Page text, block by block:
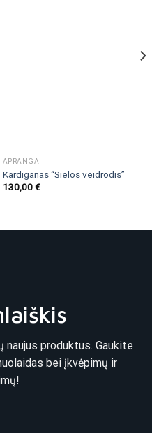
APRANGA
Kardiganas “Sielos veidrodis”
130,00€
produktus. Gaukite
bei įkvėpimų ir